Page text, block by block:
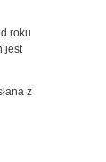
roku
jest
z